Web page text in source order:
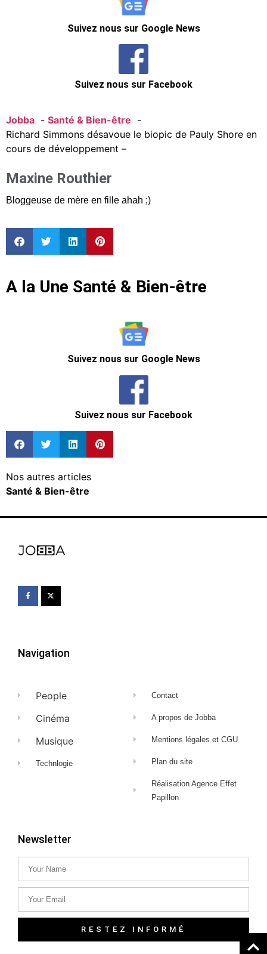
Suivez nous sur Google News
Suivez nous sur Facebook
Jobba
Santé & Bien-être
Richard Simmons désavoue le biopic de Pauly Shore en
cours de développement – ​​
Maxine Routhier
Bloggeuse de mère en fille ahah ;)
A la Une Santé & Bien-être
Suivez nous sur Google News
Suivez nous sur Facebook
Nos autres articles
Santé & Bien-être
Navigation
People
Cinéma
Musique
Technlogie
Contact
A propos de Jobba
Mentions légales et CGU
Plan du site
Réalisation Agence Effet
Papillon
Newsletter
RESTEZ INFORMÉ